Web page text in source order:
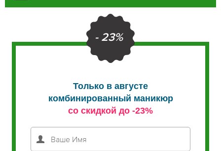
- 23%
Только в августе
комбинированный маникюр
со скидкой до -23%